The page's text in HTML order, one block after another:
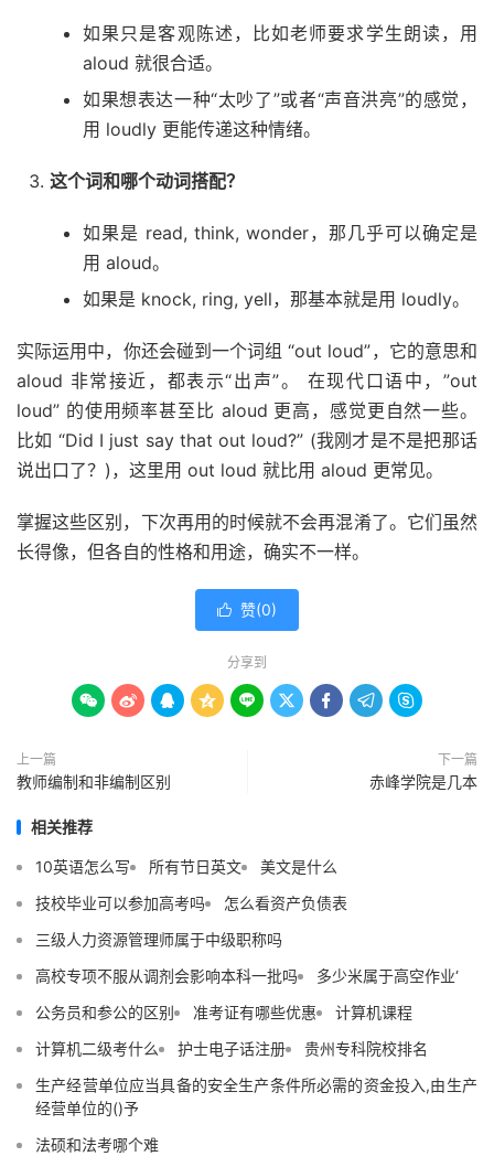
如果只是客观陈述，比如老师要求学生朗读，用
aloud 就很合适。
如果想表达一种“太吵了”或者“声音洪亮”的感觉，
用 loudly 更能传递这种情绪。
这个词和哪个动词搭配？
如果是 read, think, wonder，那几乎可以确定是
用 aloud。
如果是 knock, ring, yell，那基本就是用 loudly。
实际运用中，你还会碰到一个词组 “out loud”，它的意思和
aloud 非常接近，都表示“出声”。 在现代口语中，”out
loud” 的使用频率甚至比 aloud 更高，感觉更自然一些。
比如 “Did I just say that out loud?” (我刚才是不是把那话
说出口了？)，这里用 out loud 就比用 aloud 更常见。
掌握这些区别，下次再用的时候就不会再混淆了。它们虽然
长得像，但各自的性格和用途，确实不一样。
 赞(0)
分享到
        
上一篇
教师编制和非编制区别
下一篇
赤峰学院是几本
相关推荐
10英语怎么写 所有节日英文
美文是什么
技校毕业可以参加高考吗
怎么看资产负债表
三级人力资源管理师属于中级职称吗
高校专项不服从调剂会影响本科一批吗
多少米属于高空作业‘
公务员和参公的区别
准考证有哪些优惠
计算机课程
计算机二级考什么
护士电子话注册
贵州专科院校排名
生产经营单位应当具备的安全生产条件所必需的资金投入,由生产
经营单位的()予
法硕和法考哪个难